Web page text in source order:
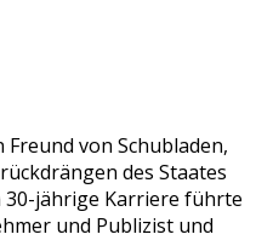
von Schubladen,
des Staates
30-jährige Karriere führte
und Publizist und